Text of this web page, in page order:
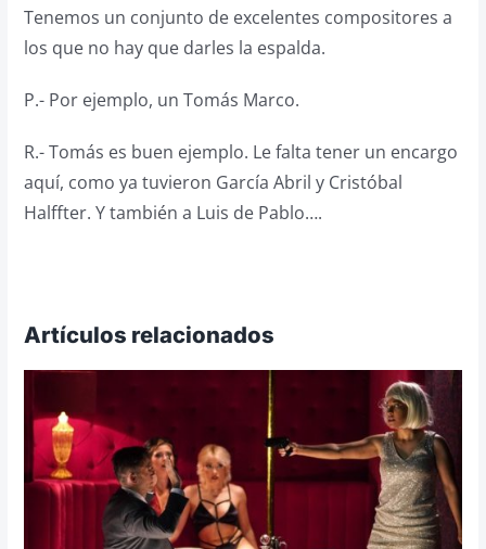
Tenemos un conjunto de excelentes compositores a
los que no hay que darles la espalda.
P.- Por ejemplo, un Tomás Marco.
R.- Tomás es buen ejemplo. Le falta tener un encargo
aquí, como ya tuvieron García Abril y Cristóbal
Halffter. Y también a Luis de Pablo….
Artículos relacionados